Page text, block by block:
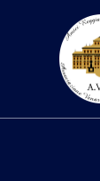
contenuto